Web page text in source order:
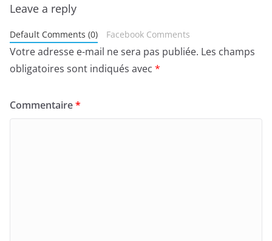
Leave a reply
Default Comments (0) Facebook Comments
Votre adresse e-mail ne sera pas publiée. Les champs
obligatoires sont indiqués avec *
Commentaire*